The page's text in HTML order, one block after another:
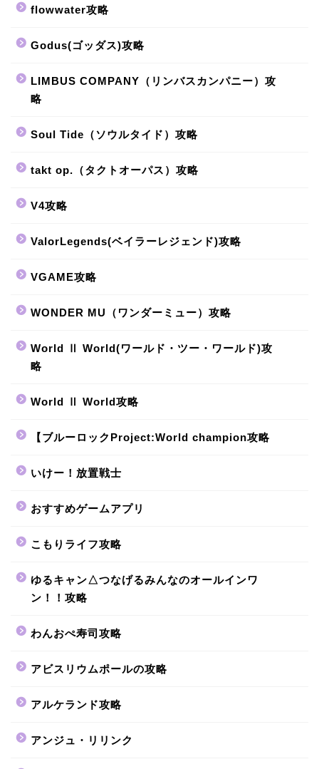
flowwater攻略
Godus(ゴッダス)攻略
LIMBUS COMPANY（リンバスカンパニー）攻
略
Soul Tide（ソウルタイド）攻略
takt op.（タクトオーパス）攻略
V4攻略
ValorLegends(ベイラーレジェンド)攻略
VGAME攻略
WONDER MU（ワンダーミュー）攻略
World Ⅱ World(ワールド・ツー・ワールド)攻
略
World Ⅱ World攻略
【ブルーロックProject:World champion攻略
いけー！放置戦士
おすすめゲームアプリ
こもりライフ攻略
ゆるキャン△つなげるみんなのオールインワ
ン！！攻略
わんおぺ寿司攻略
アビスリウムポールの攻略
アルケランド攻略
アンジュ・リリンク